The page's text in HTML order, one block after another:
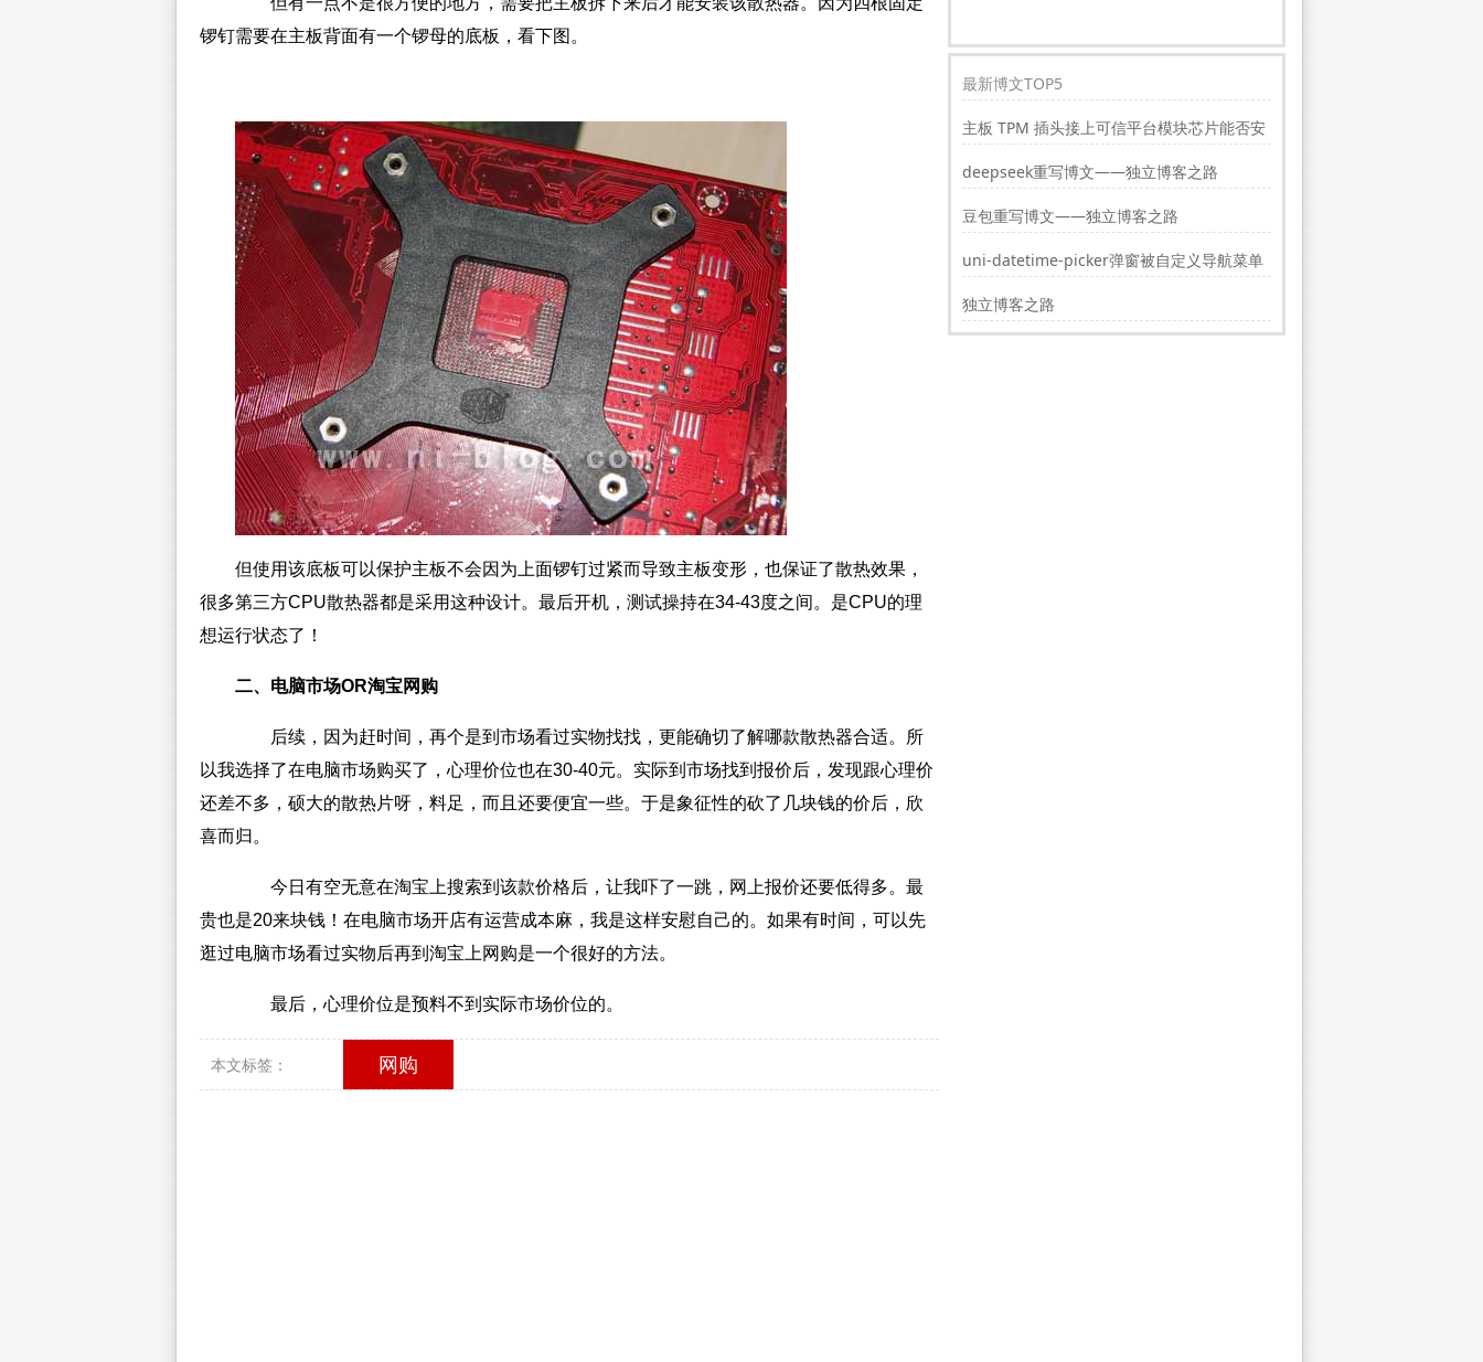
锣钉需要在主板背面有一个锣母的底板，看下图。
但使用该底板可以保护主板不会因为上面锣钉过紧而导致主板变形，也保证了散热效果，
很多第三方CPU散热器都是采用这种设计。最后开机，测试操持在34-43度之间。是CPU的理
想运行状态了！
二、电脑市场OR淘宝网购
后续，因为赶时间，再个是到市场看过实物找找，更能确切了解哪款散热器合适。所
以我选择了在电脑市场购买了，心理价位也在30-40元。实际到市场找到报价后，发现跟心理价
还差不多，硕大的散热片呀，料足，而且还要便宜一些。于是象征性的砍了几块钱的价后，欣
喜而归。
今日有空无意在淘宝上搜索到该款价格后，让我吓了一跳，网上报价还要低得多。最
贵也是20来块钱！在电脑市场开店有运营成本麻，我是这样安慰自己的。如果有时间，可以先
逛过电脑市场看过实物后再到淘宝上网购是一个很好的方法。
最后，心理价位是预料不到实际市场价位的。
本文标签： 网购
最新博文TOP5
主板 TPM 插头接上可信平台模块芯片能否安
装windwos11?
deepseek重写博文——独立博客之路
豆包重写博文——独立博客之路
uni-datetime-picker弹窗被自定义导航菜单
遮挡的解决方法
独立博客之路